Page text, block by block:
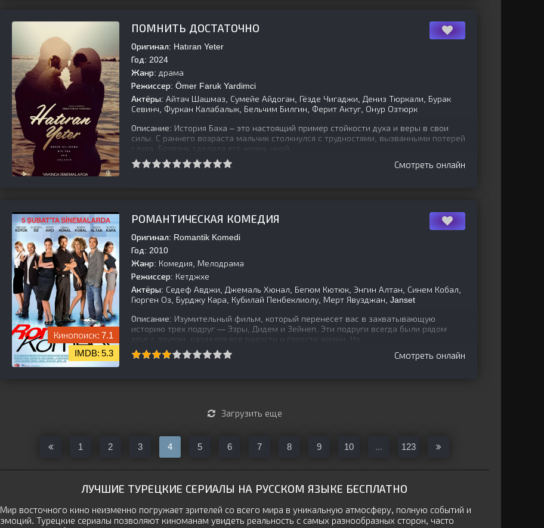
ЛУЧШИЕ ТУРЕЦКИЕ СЕРИАЛЫ НА РУССКОМ ЯЗЫКЕ БЕСПЛАТНО
Мир восточного кино неизменно погружает зрителей со всего мира в уникальную атмосферу, полную событий и
эмоций. Турецкие сериалы позволяют киноманам увидеть реальность с самых разнообразных сторон, часто
ПОМНИТЬ ДОСТАТОЧНО
Оригинал: Hatıran Yeter
Год: 2024
Жанр: драма
Режиссер: Ömer Faruk Yardimci
Актёры: Айтач Шашмаз, Сумейе Айдоган, Гёзде Чигаджи, Дениз Тюркали, Бурак
Севинч, Фуркан Калабалык, Бельчим Билгин, Ферит Актуг, Онур Озтюрк
Описание: История Баха – это настоящий пример стойкости духа и веры в свои
силы. С раннего возраста мальчик столкнулся с трудностями, вызванными потерей
слуха. Болезнь сделала его жизнь иной,
Смотреть онлайн
7.1
5.3
РОМАНТИЧЕСКАЯ КОМЕДИЯ
Оригинал: Romantik Komedi
Год: 2010
Жанр: Комедия, Мелодрама
Режиссер: Кетджхе
Актёры: Седеф Авджи, Джемаль Хюнал, Бегюм Кютюк, Энгин Алтан, Синем Кобал,
Гюрген Оз, Бурджу Кара, Кубилай Пенбеклиолу, Мерт Явузджан, Janset
Описание: Изумительный фильм, который перенесет вас в захватывающую
историю трех подруг — Эзры, Дидем и Зейнеп. Эти подруги всегда были рядом
друг с другом, разделяя все радости и горести жизни. Но
Смотреть онлайн
Загрузить еще
1 2 3 4 5 6 7 8 9 10 ... 123